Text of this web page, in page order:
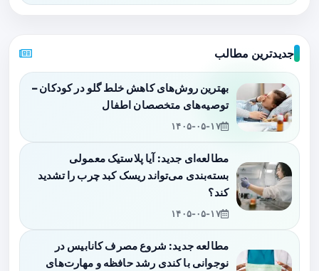
جدیدترین مطالب
بهترین روش‌های کاهش خلط گلو در کودکان –
توصیه‌های متخصصان اطفال
۱۴۰۵-۰۵-۱۷
مطالعه‌ای جدید: آیا پلاستیک معمولی
بسته‌بندی می‌تواند ریسک کبد چرب را تشدید
کند؟
۱۴۰۵-۰۵-۱۷
مطالعه جدید: شروع مصرف کانابیس در
نوجوانی با کندی رشد حافظه و مهارت‌های